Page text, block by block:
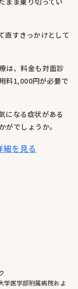
直すきっかけとして
は、料金も対面診
料1,000円が必要で
になる症状がある
がでしょうか。
細を見る
学医学部附属病院およ